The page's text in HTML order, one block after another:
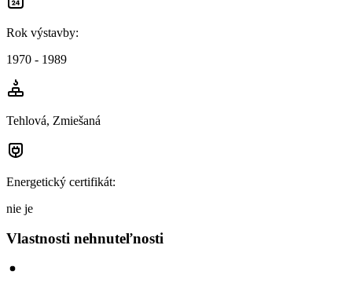
Rok výstavby:
1970 - 1989
Tehlová, Zmiešaná
Energetický certifikát:
nie je
Vlastnosti nehnuteľnosti